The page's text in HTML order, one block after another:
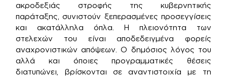
ακροδεξιάς στροφής της κυβερνητικής
παράταξης, συνιστούν ξεπερασμένες προσεγγίσεις
και ακατάλληλα όπλα. Η πλειονότητα των
στελεχών του είναι αποδεδειγμένα φορείς
αναχρονιστικών απόψεων. Ο δημόσιος λόγος του
αλλά και όποιες προγραμματικές θέσεις
διατυπώνει, βρίσκονται σε αναντιστοιχία με τη